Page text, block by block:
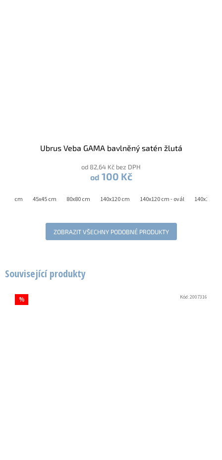
Související produkty
% Kód:2007316
Ubrus Veba GAMA bavlněný satén žlutá
od 82,64 Kč bez DPH
od 100 Kč
cm 45x45 cm 80x80 cm 140x120 cm 140x120 cm - ovál 140x180
ZOBRAZIT VŠECHNY PODOBNÉ PRODUKTY